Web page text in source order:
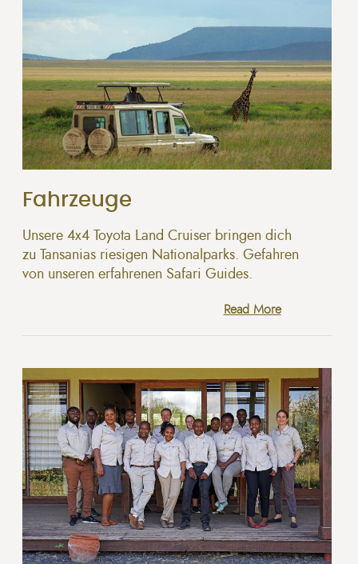
Fahrzeuge
Unsere 4x4 Toyota Land Cruiser bringen dich
zu Tansanias riesigen Nationalparks. Gefahren
von unseren erfahrenen Safari Guides.